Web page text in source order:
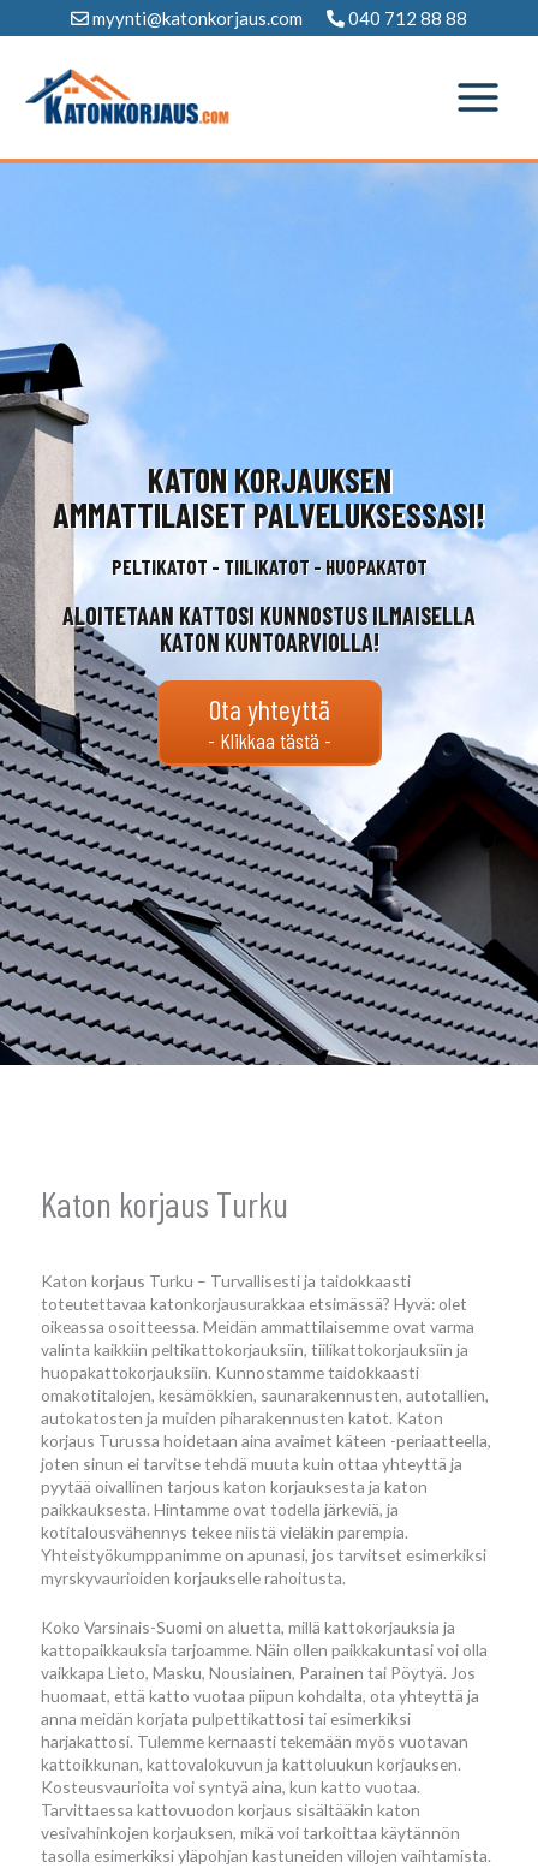
sisältöön
myynti@katonkorjaus.com 040 712 88 88
KATON KORJAUKSEN
AMMATTILAISET PALVELUKSESSASI!
PELTIKATOT - TIILIKATOT - HUOPAKATOT
ALOITETAAN KATTOSI KUNNOSTUS ILMAISELLA
KATON KUNTOARVIOLLA!
Ota yhteyttä
Katon korjaus Turku
Katon korjaus Turku – Turvallisesti ja taidokkaasti
toteutettavaa katonkorjausurakkaa etsimässä? Hyvä: olet
oikeassa osoitteessa. Meidän ammattilaisemme ovat varma
valinta kaikkiin peltikattokorjauksiin, tiilikattokorjauksiin ja
huopakattokorjauksiin. Kunnostamme taidokkaasti
omakotitalojen, kesämökkien, saunarakennusten, autotallien,
autokatosten ja muiden piharakennusten katot. Katon
korjaus Turussa hoidetaan aina avaimet käteen -periaatteella,
joten sinun ei tarvitse tehdä muuta kuin ottaa yhteyttä ja
pyytää oivallinen tarjous katon korjauksesta ja katon
paikkauksesta. Hintamme ovat todella järkeviä, ja
kotitalousvähennys tekee niistä vieläkin parempia.
Yhteistyökumppanimme on apunasi, jos tarvitset esimerkiksi
myrskyvaurioiden korjaukselle rahoitusta.
Koko Varsinais-Suomi on aluetta, millä kattokorjauksia ja
kattopaikkauksia tarjoamme. Näin ollen paikkakuntasi voi olla
vaikkapa Lieto, Masku, Nousiainen, Parainen tai Pöytyä. Jos
huomaat, että katto vuotaa piipun kohdalta, ota yhteyttä ja
anna meidän korjata pulpettikattosi tai esimerkiksi
harjakattosi. Tulemme kernaasti tekemään myös vuotavan
kattoikkunan, kattovalokuvun ja kattoluukun korjauksen.
Kosteusvaurioita voi syntyä aina, kun katto vuotaa.
Tarvittaessa kattovuodon korjaus sisältääkin katon
vesivahinkojen korjauksen, mikä voi tarkoittaa käytännön
tasolla esimerkiksi yläpohjan kastuneiden villojen vaihtamista.